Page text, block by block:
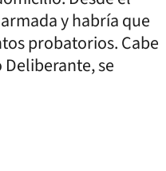
y habría que
probatorios. Cabe
se